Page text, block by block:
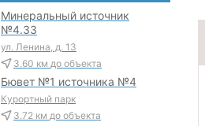
Минеральный источник
№4.33
ул. Ленина, д. 13
3.60 км до объекта
Бювет №1 источника №4
Курортный парк
3.72 км до объекта